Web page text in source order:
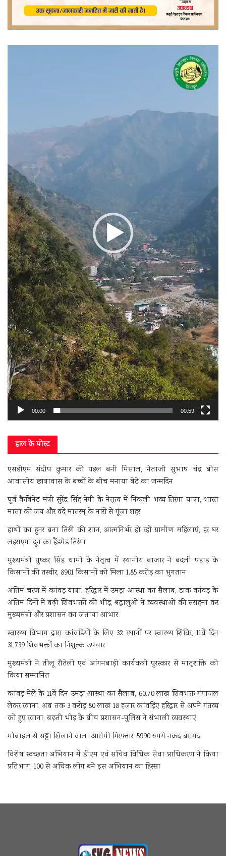
00:00 00:59
हाल के पोस्ट
एसडीएम संदीप कुमार की पहल बनी मिसाल, नेताजी सुभाष चंद्र बोस
आवासीय छात्रावास के बच्चों के बीच मनाया बेटे का जन्मदिन
पूर्व कैबिनेट मंत्री सुरेंद्र सिंह नेगी के नेतृत्व में निकली भव्य तिरंगा यात्रा, भारत
माता की जय और वंदे मातरम् के नारों से गूंजा शहर
हाथों का हुनर बना तिरंगे की शान, आत्मनिर्भर हो रहीं ग्रामीण महिलाएं, हर घर
लहराएगा दून का हैंडमेड तिरंगा
मुख्यमंत्री पुष्कर सिंह धामी के नेतृत्व में स्थानीय बाजार ने बदली पहाड़ के
किसानों की तस्वीर, 8901 किसानों को मिला 1.85 करोड़ का भुगतान
अंतिम चरण में कांवड़ यात्रा, हरिद्वार में उमड़ा आस्था का सैलाब, डाक कांवड़ के
अंतिम दिनों में बढ़ी शिवभक्तों की भीड़, श्रद्धालुओं ने व्यवस्थाओं की सराहना कर
मुख्यमंत्री और प्रशासन का जताया आभार
स्वास्थ्य विभाग द्वारा कांवड़ियों के लिए 32 स्थानों पर स्वास्थ्य शिविर, 11वें दिन
31,739 शिवभक्तों का निशुल्क उपचार
मुख्यमंत्री ने तीलू रौतेली एवं आंगनबाड़ी कार्यकत्री पुरस्कार से मातृशक्ति को
किया सम्मानित
कांवड़ मेले के 11वें दिन उमड़ा आस्था का सैलाब, 60.70 लाख शिवभक्त गंगाजल
लेकर रवाना, अब तक 3 करोड़ 80 लाख 18 हजार कांवड़िए हरिद्वार से अपने गंतव्य
को हुए रवाना, बढ़ती भीड़ के बीच प्रशासन-पुलिस ने संभाली व्यवस्थाएं
मोबाइल से सट्टा खिलाने वाला आरोपी गिरफ्तार, 5990 रुपये नकद बरामद
विशेष स्वच्छता अभियान में डीएम एवं सचिव विधिक सेवा प्राधिकरण ने किया
प्रतिभाग, 100 से अधिक लोग बने इस अभियान का हिस्सा